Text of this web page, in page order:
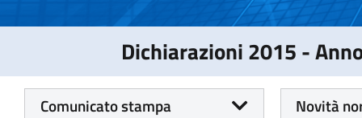
Dichiarazioni 2015 -
Comunicato stampa
Novità